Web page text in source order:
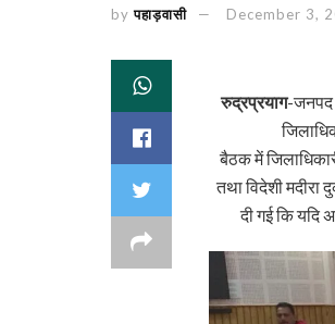
by पहाड़वासी December 3,
रुद्रप्रयाग-जनपद
बैठक में
तथा विदेशी
दी गई कि यदि